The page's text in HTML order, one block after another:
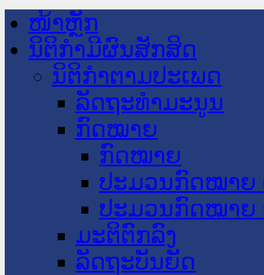
ໜ້າຫຼັກ
ນິຕິກໍາມີຜົນສັກສິດ
ນິຕິກໍາຕາມປະເພດ
ລັດຖະທໍາມະນູນ
ກົດໝາຍ
ກົດໝາຍ
ປະມວນກົດໝາຍ
ປະມວນກົດໝາຍ
ມະຕິຕົກລົງ
ລັດຖະບັນຍັດ